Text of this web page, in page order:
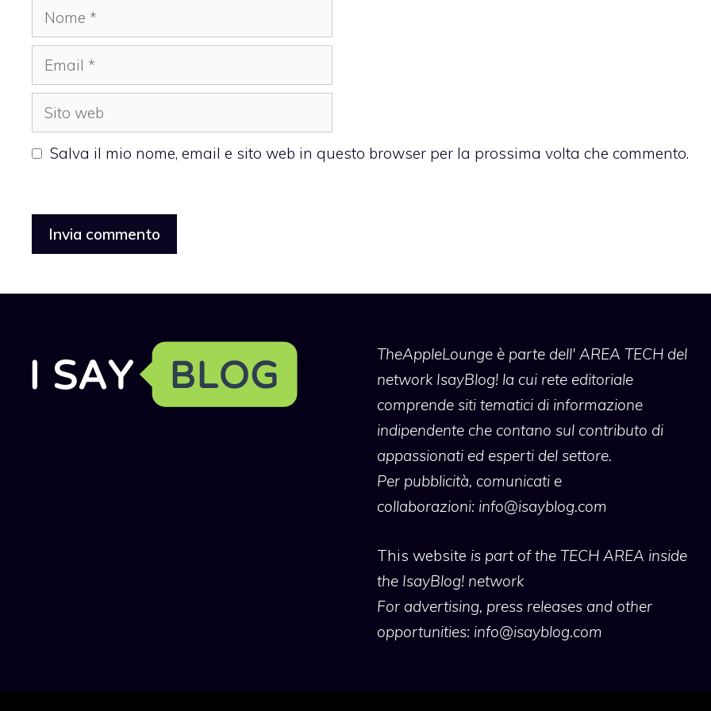
Nome
Email
Sito
web
Salva il mio nome, email e sito web in questo browser per la prossima volta che commento.
TheAppleLoungeè parte dell' AREA TECH del
network IsayBlog! la cui rete editoriale
comprende siti tematici di informazione
indipendente che contano sul contributo di
appassionati ed esperti del settore.
Per pubblicità, comunicati e
collaborazioni: info@isayblog.com
This website is part of the TECH AREA inside
the IsayBlog! network
For advertising, press releases and other
opportunities: info@isayblog.com